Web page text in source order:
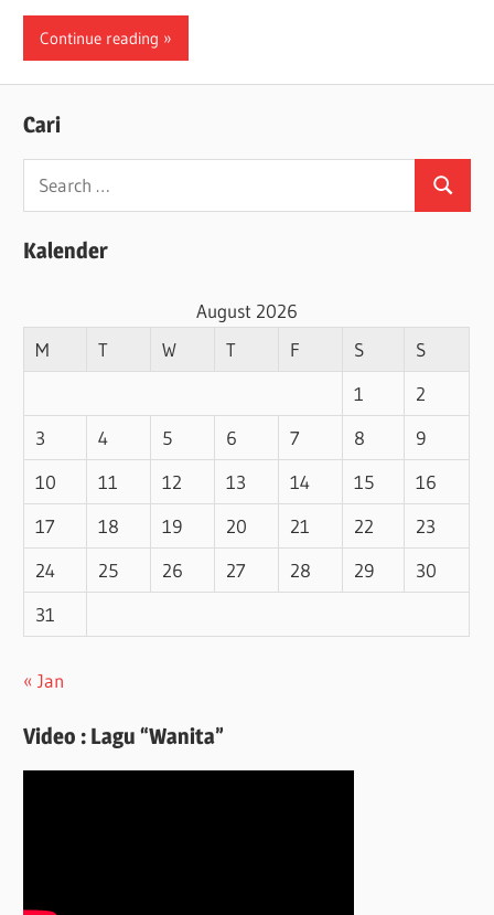
Continue reading
Cari
Search
for:
Search
Kalender
August 2026
M
T W T F S
S
1
2
3
4 5 6 7 8
9
10
11 12 13 14 15
16
17
18 19 20 21 22
23
24
25 26 27 28 29
30
31
« Jan
Video : Lagu “Wanita”